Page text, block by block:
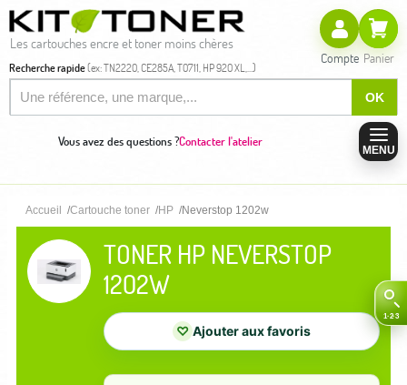
Les cartouches encre et toner moins chères
Recherche rapide(ex: TN2220, CE285A, T0711, HP 920 XL,...)
OK
Compte Panier
Vous avez des questions ?Contacter l'atelier
MENU
Accueil Cartouche toner HP Neverstop 1202w
TONER HP NEVERSTOP
1202W
♡ Ajouter aux favoris